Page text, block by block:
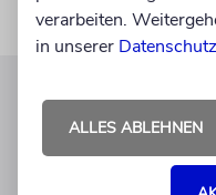
verarbeiten.
in unserer
ALLES ABLEHNEN